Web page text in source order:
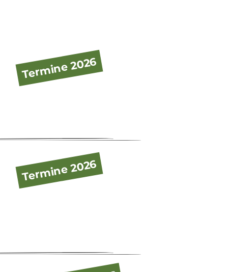
Termine 2026
Termine 2026